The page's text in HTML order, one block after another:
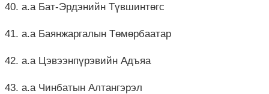
40. а.а Бат-Эрдэнийн Түвшинтөгс
41. а.а Баянжаргалын Төмөрбаатар
42. а.а Цэвээнпүрэвийн Адъяа
43. а.а Чинбатын Алтангэрэл